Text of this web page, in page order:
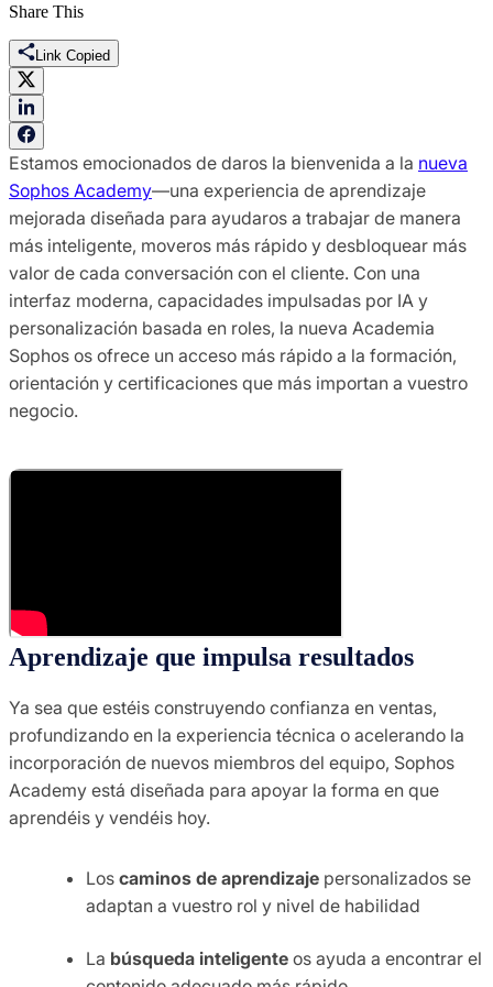
Share This
Link Copied
Estamos emocionados de daros la bienvenida a la nueva
Sophos Academy—una experiencia de aprendizaje
mejorada diseñada para ayudaros a trabajar de manera
más inteligente, moveros más rápido y desbloquear más
valor de cada conversación con el cliente. Con una
interfaz moderna, capacidades impulsadas por IA y
personalización basada en roles, la nueva Academia
Sophos os ofrece un acceso más rápido a la formación,
orientación y certificaciones que más importan a vuestro
negocio.
Aprendizaje que impulsa resultados
Ya sea que estéis construyendo confianza en ventas,
profundizando en la experiencia técnica o acelerando la
incorporación de nuevos miembros del equipo, Sophos
Academy está diseñada para apoyar la forma en que
aprendéis y vendéis hoy.
Los caminos de aprendizaje personalizados se
adaptan a vuestro rol y nivel de habilidad
La búsqueda inteligente os ayuda a encontrar el